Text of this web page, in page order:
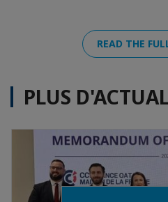
READ THE
PLUS